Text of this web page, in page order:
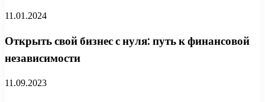
11.01.2024
Открыть свой бизнес с нуля: путь к финансовой
независимости
11.09.2023